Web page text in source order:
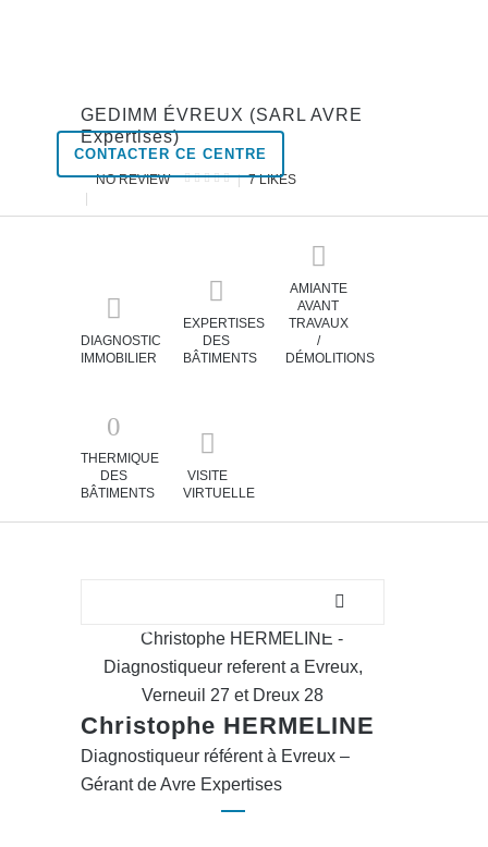
GEDIMM ÉVREUX (SARL AVRE
Expertises)
NO REVIEW 7LIKES
CONTACTER CE CENTRE
DIAGNOSTIC
IMMOBILIER
EXPERTISES
DES
BÂTIMENTS
AMIANTE
AVANT
TRAVAUX
/
DÉMOLITIONS
THERMIQUE
DES
BÂTIMENTS
VISITE
VIRTUELLE
Christophe HERMELINE
Diagnostiqueur référent à Evreux –
Gérant de Avre Expertises